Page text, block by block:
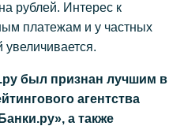
рублей. Интерес к
платежам и у частных
был признан лучшим в
агентства
а также